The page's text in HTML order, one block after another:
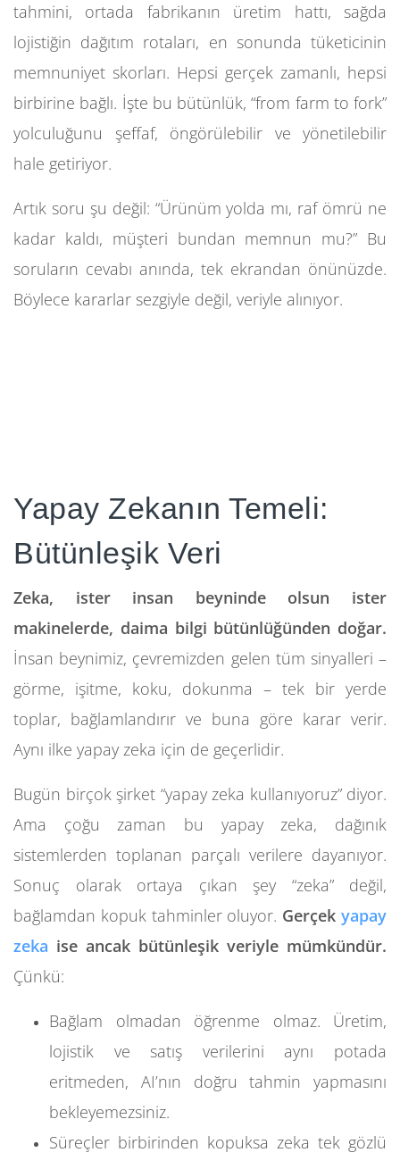
tahmini, ortada fabrikanın üretim hattı, sağda
lojistiğin dağıtım rotaları, en sonunda tüketicinin
memnuniyet skorları. Hepsi gerçek zamanlı, hepsi
birbirine bağlı. İşte bu bütünlük, “from farm to fork”
yolculuğunu şeffaf, öngörülebilir ve yönetilebilir
hale getiriyor.
Artık soru şu değil: “Ürünüm yolda mı, raf ömrü ne
kadar kaldı, müşteri bundan memnun mu?” Bu
soruların cevabı anında, tek ekrandan önünüzde.
Böylece kararlar sezgiyle değil, veriyle alınıyor.
Yapay Zekanın Temeli:
Bütünleşik Veri
Zeka, ister insan beyninde olsun ister
makinelerde, daima bilgi bütünlüğünden doğar.
İnsan beynimiz, çevremizden gelen tüm sinyalleri –
görme, işitme, koku, dokunma – tek bir yerde
toplar, bağlamlandırır ve buna göre karar verir.
Aynı ilke yapay zeka için de geçerlidir.
Bugün birçok şirket “yapay zeka kullanıyoruz” diyor.
Ama çoğu zaman bu yapay zeka, dağınık
sistemlerden toplanan parçalı verilere dayanıyor.
Sonuç olarak ortaya çıkan şey “zeka” değil,
bağlamdan kopuk tahminler oluyor. Gerçekyapay
zeka ise ancak bütünleşik veriyle mümkündür.
Çünkü:
Bağlam olmadan öğrenme olmaz. Üretim,
lojistik ve satış verilerini aynı potada
eritmeden, AI’nın doğru tahmin yapmasını
bekleyemezsiniz.
Süreçler birbirinden kopuksa zeka tek gözlü